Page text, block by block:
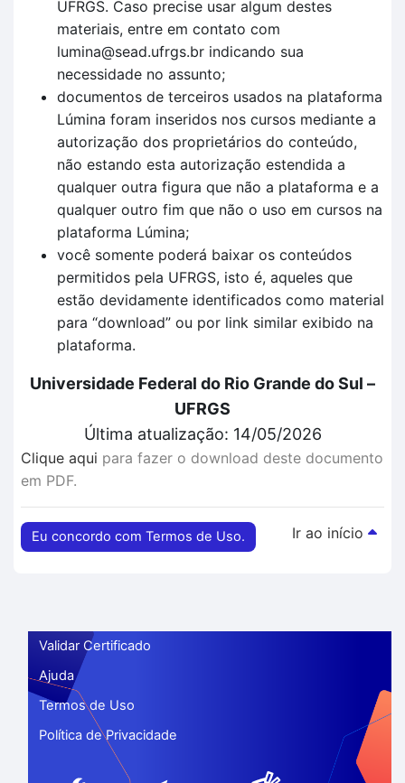
UFRGS. Caso precise usar algum destes
materiais, entre em contato com
lumina@sead.ufrgs.br indicando sua
necessidade no assunto;
documentos de terceiros usados na plataforma
Lúmina foram inseridos nos cursos mediante a
autorização dos proprietários do conteúdo,
não estando esta autorização estendida a
qualquer outra figura que não a plataforma e a
qualquer outro fim que não o uso em cursos na
plataforma Lúmina;
você somente poderá baixar os conteúdos
permitidos pela UFRGS, isto é, aqueles que
estão devidamente identificados como material
para “download” ou por link similar exibido na
plataforma.
Universidade Federal do Rio Grande do Sul –
UFRGS
Última atualização: 14/05/2026
Clique aqui para fazer o download deste documento
em PDF.
Eu concordo com Termos de Uso. Ir ao início
Validar Certificado
Ajuda
Termos de Uso
Política de Privacidade